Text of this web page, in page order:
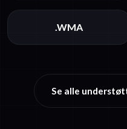
.WMA
Se alle